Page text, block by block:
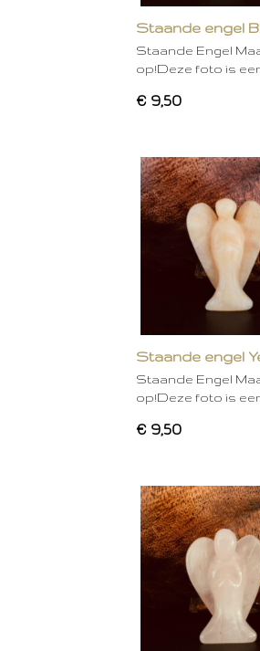
Staande engel
Staande Engel
op!Deze foto is
€ 9,50
Staande engel
Staande Engel
op!Deze foto is
€ 9,50